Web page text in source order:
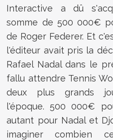
Interactive a dû
somme de 500 000€
de Roger Federer. Et
l'éditeur avait pris la
Rafael Nadal dans le
fallu attendre Tennis
deux plus grands
l'époque. 500 000€
autant pour Nadal et
imaginer combien